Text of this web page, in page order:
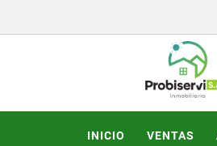
INICIO VENTAS